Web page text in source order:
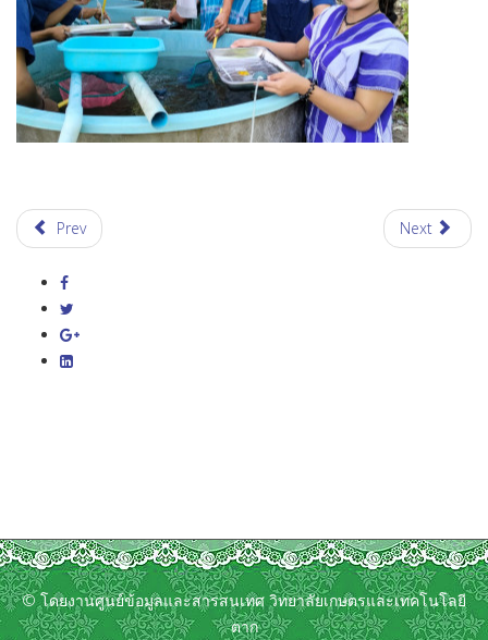
Prev Next
© โดยงานศูนย์ข้อมูลและสารสนเทศ วิทยาลัยเกษตรและเทคโนโลยี
ตาก